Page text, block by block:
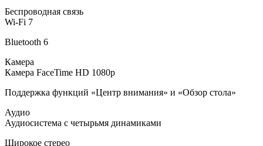
Беспроводная связь
Wi-Fi 7
Bluetooth 6
Камера
Камера FaceTime HD 1080p
Поддержка функций «Центр внимания» и «Обзор стола»
Аудио
Аудиосистема с четырьмя динамиками
Широкое стерео